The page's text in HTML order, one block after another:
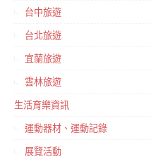
台中旅遊
台北旅遊
宜蘭旅遊
雲林旅遊
生活育樂資訊
運動器材、運動記錄
展覽活動